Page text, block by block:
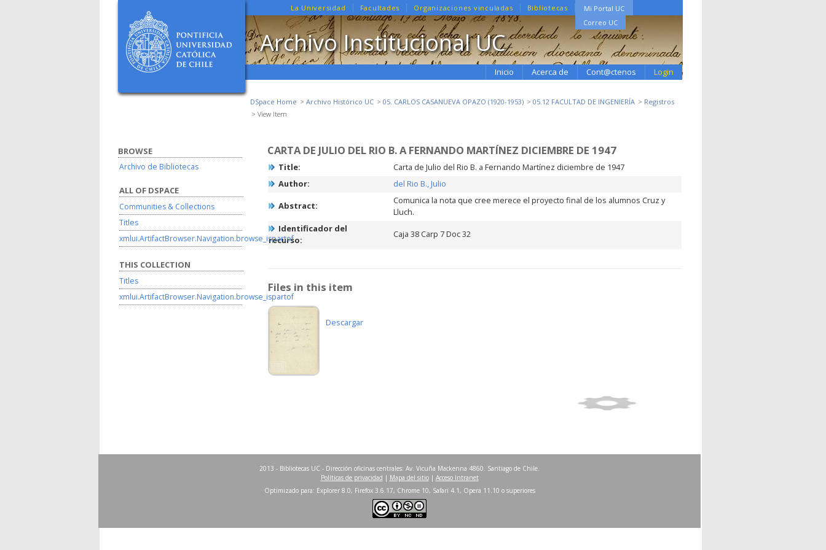
Mi Portal UC
Correo UC
La Universidad Facultades Organizaciones vinculadas Bibliotecas
Archivo Institucional UC
Login
Inicio Acerca de Cont@ctenos
DSpace Home Archivo Histórico UC 05. CARLOS CASANUEVA OPAZO (1920-1953) 05.12 FACULTAD DE INGENIERÍA
Registros
View Item
CARTA DE JULIO DEL RIO B. A FERNANDO MARTÍNEZ DICIEMBRE DE 1947
Title:
Carta de Julio del Rio B. a Fernando Martínez diciembre de 1947
Author:
del Rio B., Julio
Abstract:
Comunica la nota que cree merece el proyecto final de los alumnos Cruz y
Lluch.
Identificador del
recurso:
Caja 38 Carp 7 Doc 32
Files in this item
Descargar
Show full item record
BROWSE
Archivo de Bibliotecas
ALL OF DSPACE
Communities & Collections
Titles
xmlui.ArtifactBrowser.Navigation.browse_ispartof
THIS COLLECTION
Titles
xmlui.ArtifactBrowser.Navigation.browse_ispartof
2013 - Bibliotecas UC - Dirección oficinas centrales: Av. Vicuña Mackenna 4860. Santiago de Chile.
Políticas de privacidad | Mapa del sitio| Acceso Intranet
Optimizado para: Explorer 8.0, Firefox 3.6.17, Chrome 10, Safari 4.1, Opera 11.10 o superiores